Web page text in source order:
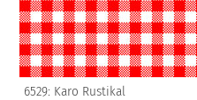
6529: Karo Rustikal